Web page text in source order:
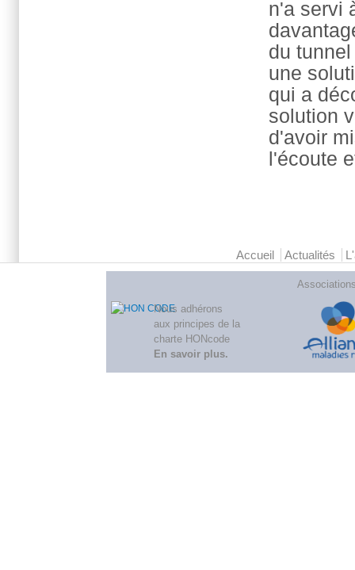
n'a servi
du
une
qui a
solution
d'avoir
l'écoute
Accueil Actualités
Nous adhérons
aux principes de la
charte HONcode
En savoir plus.